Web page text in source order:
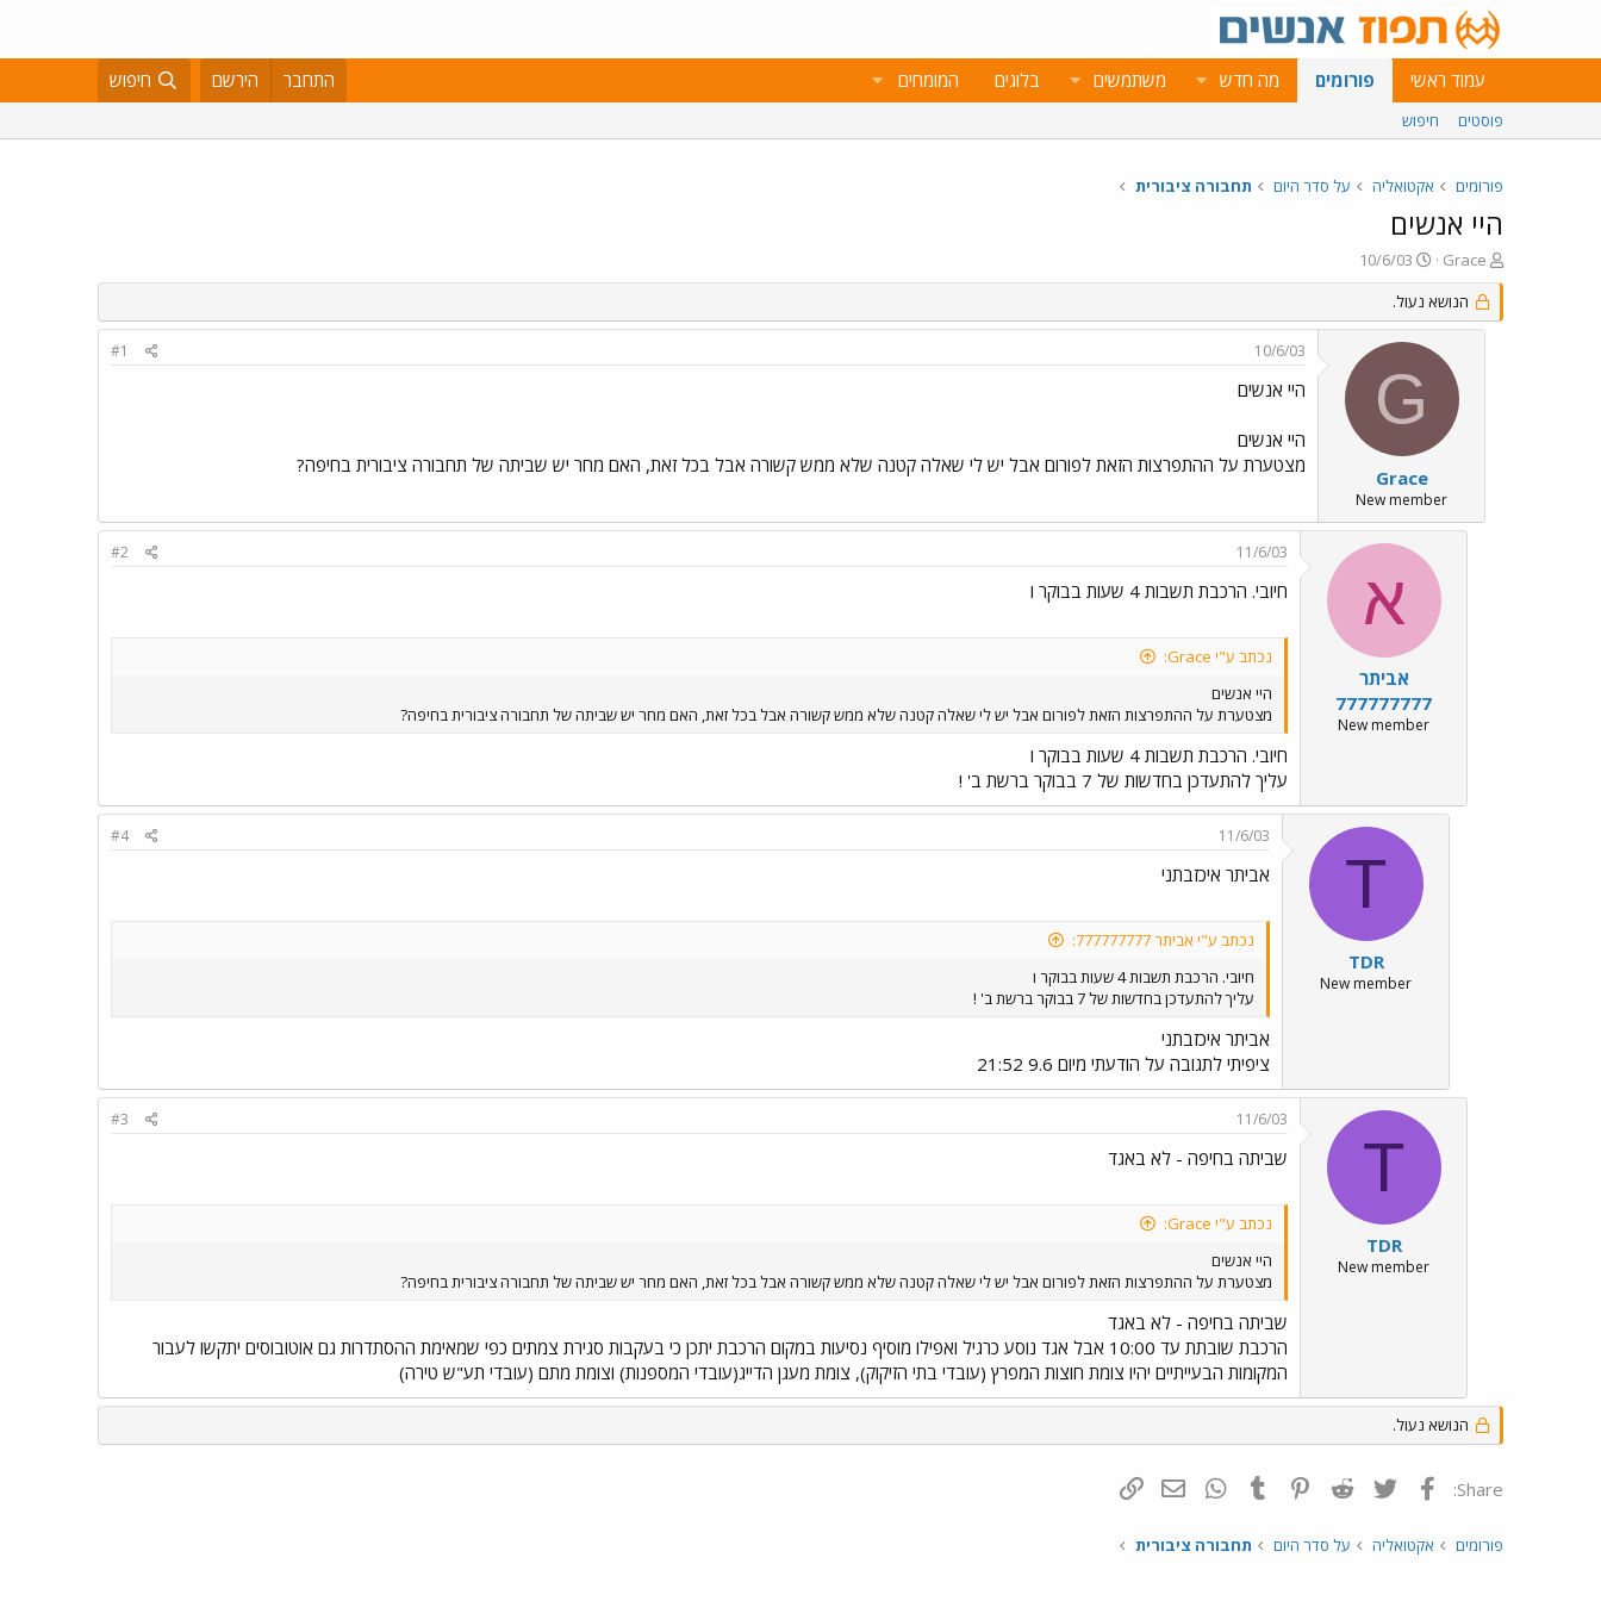
עמוד ראשי פורומים מה חדש משתמשים בלוגים המומחים התחבר הירשם חיפוש
פוסטים חיפוש
פורומים אקטואליה על סדר היום תחבורה ציבורית
היי אנשים
פ
ו
ת
ח
Grace
פ
ו
ר
ס
ם
ת
א
ר
י
ך
10/6/03
הנושא נעול.
G
Grace
New member
10/6/03
#1
היי אנשים
היי אנשים
מצטערת על ההתפרצות הזאת לפורום אבל יש לי שאלה קטנה שלא ממש קשורה אבל בכל זאת, האם מחר יש שביתה של תחבורה ציבורית בחיפה?
א
אביתר
777777777
New member
11/6/03
#2
חיובי. הרכבת תשבות 4 שעות בבוקר ו
נכתב ע"י Grace:
היי אנשים
מצטערת על ההתפרצות הזאת לפורום אבל יש לי שאלה קטנה שלא ממש קשורה אבל בכל זאת, האם מחר יש שביתה של תחבורה ציבורית בחיפה?
חיובי. הרכבת תשבות 4 שעות בבוקר ו
עליך להתעדכן בחדשות של 7 בבוקר ברשת ב' !
T
TDR
New member
11/6/03
#4
אביתר איכזבתני
נכתב ע"י אביתר 777777777:
חיובי. הרכבת תשבות 4 שעות בבוקר ו
עליך להתעדכן בחדשות של 7 בבוקר ברשת ב' !
אביתר איכזבתני
ציפיתי לתגובה על הודעתי מיום 9.6 21:52
T
TDR
New member
11/6/03
#3
שביתה בחיפה - לא באגד
נכתב ע"י Grace:
היי אנשים
מצטערת על ההתפרצות הזאת לפורום אבל יש לי שאלה קטנה שלא ממש קשורה אבל בכל זאת, האם מחר יש שביתה של תחבורה ציבורית בחיפה?
שביתה בחיפה - לא באגד
הרכבת שובתת עד 10:00 אבל אגד נוסע כרגיל ואפילו מוסיף נסיעות במקום הרכבת יתכן כי בעקבות סגירת צמתים כפי שמאימת ההסתדרות גם אוטובוסים יתקשו לעבור
המקומות הבעייתיים יהיו צומת חוצות המפרץ (עובדי בתי הזיקוק), צומת מעגן הדייג(עובדי המספנות) וצומת מתם (עובדי תע"ש טירה)
הנושא נעול.
Share: פייסבוק Twitter
Reddit
Pinterest
Tumblr
WhatsAppדואר אלקטרוני
פורומים אקטואליה על סדר היום תחבורה ציבורית